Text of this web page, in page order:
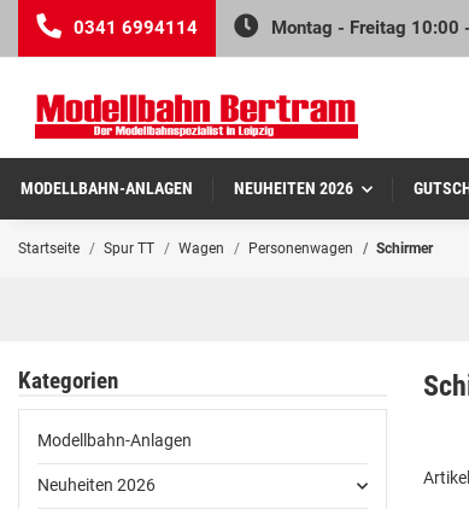
0341 6994114 Montag - Freitag 10:00
MODELLBAHN-ANLAGEN NEUHEITEN 2026
Startseite Spur TT Wagen Personenwagen Schirmer
Kategorien
Modellbahn-Anlagen
Neuheiten 2026